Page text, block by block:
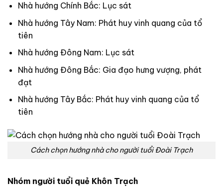
Nhà hướng Chính Bắc: Lục sát
Nhà hướng Tây Nam: Phát huy vinh quang của tổ
tiên
Nhà hướng Đông Nam: Lục sát
Nhà hướng Đông Bắc: Gia đạo hưng vượng, phát
đạt
Nhà hướng Tây Bắc: Phát huy vinh quang của tổ
tiên
Cách chọn hướng nhà cho người tuổi Đoài Trạch
Nhóm người tuổi quẻ Khôn Trạch